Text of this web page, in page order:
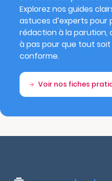
Explorez nos guides
astuces d’experts pour
rédaction à la parution,
à pas pour que tout soit
conforme.
Voir nos fiches